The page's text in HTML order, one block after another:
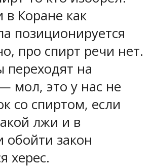
Коране как
позиционируется
про спирт речи нет.
на
мол, это у нас не
со спиртом, если
лжи и в
обойти закон
херес.